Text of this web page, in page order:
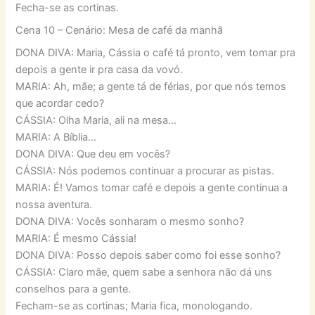
Fecha-se as cortinas.
Cena 10 – Cenário: Mesa de café da manhã
DONA DIVA: Maria, Cássia o café tá pronto, vem tomar pra
depois a gente ir pra casa da vovó.
MARIA: Ah, mãe; a gente tá de férias, por que nós temos
que acordar cedo?
CÁSSIA: Olha Maria, ali na mesa…
MARIA: A Bíblia…
DONA DIVA: Que deu em vocês?
CÁSSIA: Nós podemos continuar a procurar as pistas.
MARIA: É! Vamos tomar café e depois a gente continua a
nossa aventura.
DONA DIVA: Vocês sonharam o mesmo sonho?
MARIA: É mesmo Cássia!
DONA DIVA: Posso depois saber como foi esse sonho?
CÁSSIA: Claro mãe, quem sabe a senhora não dá uns
conselhos para a gente.
Fecham-se as cortinas; Maria fica, monologando.